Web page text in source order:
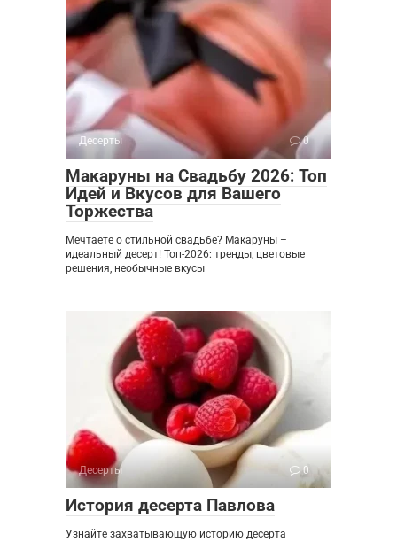
Десерты 0
Макаруны на Свадьбу 2026: Топ
Идей и Вкусов для Вашего
Торжества
Мечтаете о стильной свадьбе? Макаруны –
идеальный десерт! Топ-2026: тренды, цветовые
решения, необычные вкусы
Десерты 0
История десерта Павлова
Узнайте захватывающую историю десерта